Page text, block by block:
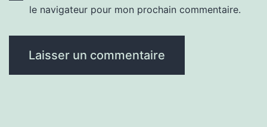
le navigateur pour mon prochain commentaire.